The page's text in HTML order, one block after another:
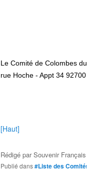
Le Comité de Colombes
rue Hoche - Appt 34
[Haut]
Rédigé parSouvenir
Publié dans#Liste des